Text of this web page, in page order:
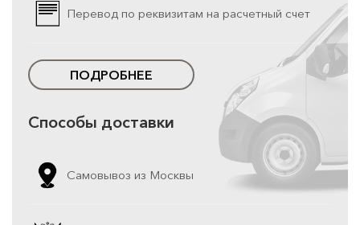
Перевод по реквизитам на расчетный счет
ПОДРОБНЕЕ
Способы доставки
Самовывоз из Москвы